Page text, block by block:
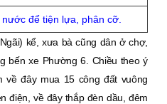
để tiện lựa, phân cỡ.
kể, xưa bà cũng dân ở chợ,
bến xe Phường 6. Chiều theo ý
đây mua 15 công đất vuông
điện, về đây thắp đèn dầu, đêm